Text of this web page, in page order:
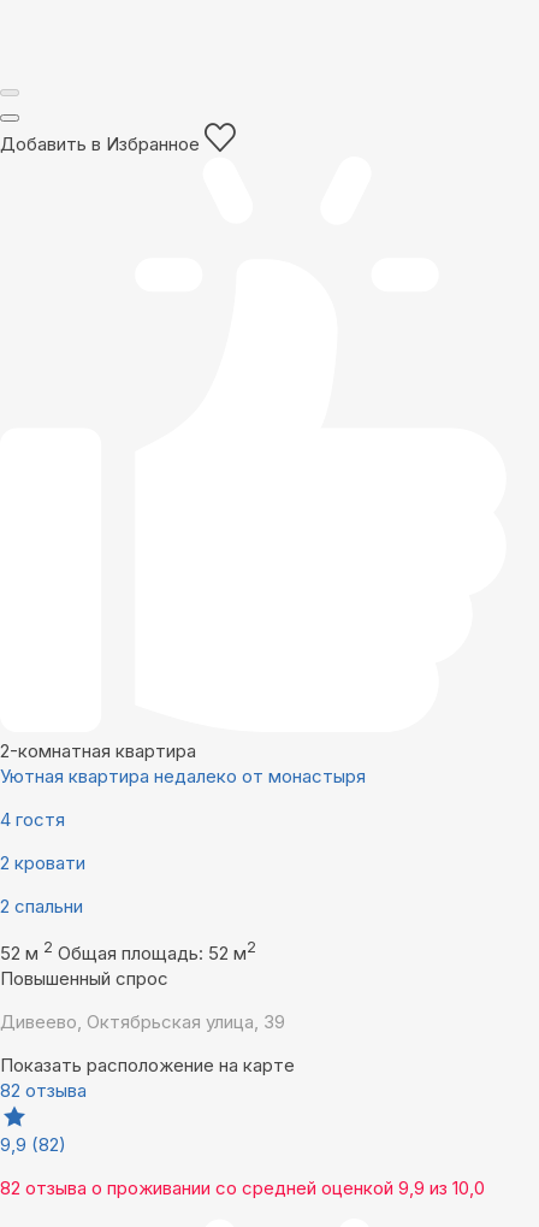
Добавить в Избранное
2-комнатная квартира
Уютная квартира недалеко от монастыря
4 гостя
2 кровати
2 спальни
52 м 2 Общая площадь: 52 м2
Повышенный спрос
Дивеево, Октябрьская улица, 39
Показать расположение на карте
82 отзыва
9,9 (82)
82 отзыва о проживании со средней оценкой 9,9 из 10,0